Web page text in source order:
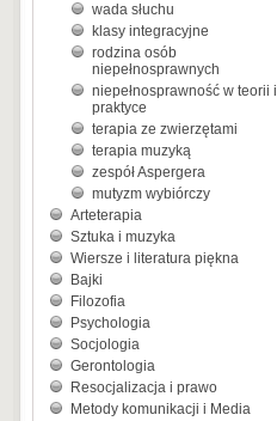
wada słuchu
klasy integracyjne
rodzina osób
niepełnosprawnych
niepełnosprawność w teorii i
praktyce
terapia ze zwierzętami
terapia muzyką
zespół Aspergera
mutyzm wybiórczy
Arteterapia
Sztuka i muzyka
Wiersze i literatura piękna
Bajki
Filozofia
Psychologia
Socjologia
Gerontologia
Resocjalizacja i prawo
Metody komunikacji i Media